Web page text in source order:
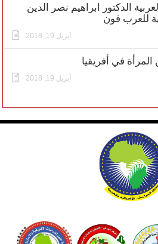
الدكتور ابراهيم نصر الدين
للعرب فون
أبريل 19, 2018
في أفريقيا
أبريل 19, 2018